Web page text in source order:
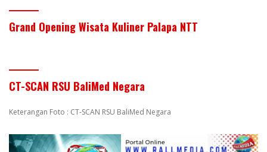
Grand Opening Wisata Kuliner Palapa NTT
CT-SCAN RSU BaliMed Negara
Keterangan Foto : CT-SCAN RSU BaliMed Negara